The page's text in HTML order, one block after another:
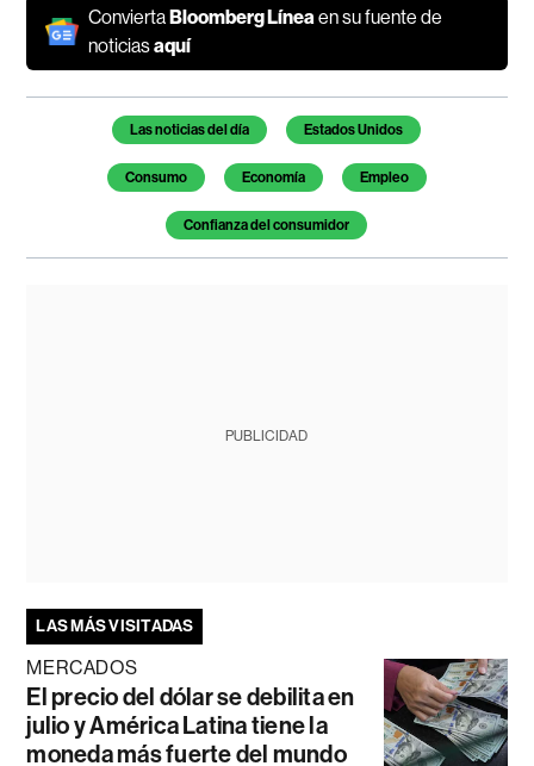
ConviertaBloomberg Línea en su fuente de
noticiasaquí
Temas de este artículo
Las noticias del día Estados Unidos
Consumo Economía Empleo
Confianza del consumidor
PUBLICIDAD
LAS MÁS VISITADAS
MERCADOS
El precio del dólar se debilita en
julio y América Latina tiene la
moneda más fuerte del mundo